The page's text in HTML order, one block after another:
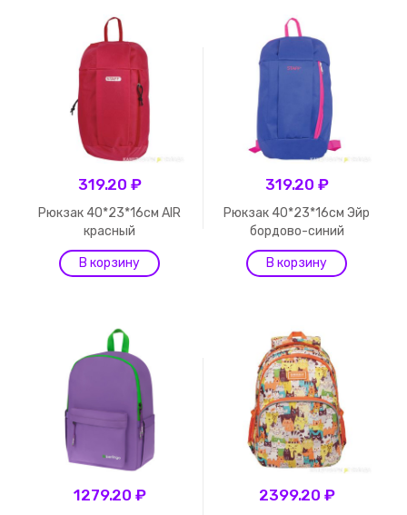
319.20 ₽
Рюкзак 40*23*16см AIR
красный
319.20 ₽
Рюкзак 40*23*16см Эйр
бордово-синий
1279.20 ₽ 2399.20 ₽